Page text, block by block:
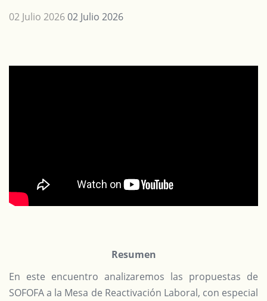
02 Julio 202602 Julio 2026
Resumen
En este encuentro analizaremos las propuestas de
SOFOFA a la Mesa de Reactivación Laboral, con especial